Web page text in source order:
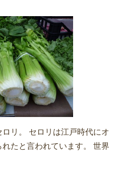
リ。 セロリは江戸時代にオ
たと言われています。 世界